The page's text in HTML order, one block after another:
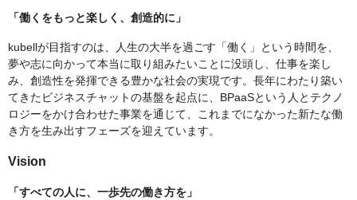
「働くをもっと楽しく、創造的に」
kubellが目指すのは、人生の大半を過ごす「働く」という時間を、
夢や志に向かって本当に取り組みたいことに没頭し、仕事を楽し
み、創造性を発揮できる豊かな社会の実現です。長年にわたり築い
てきたビジネスチャットの基盤を起点に、BPaaSという人とテクノ
ロジーをかけ合わせた事業を通じて、これまでになかった新たな働
き方を生み出すフェーズを迎えています。
Vision
「すべての人に、一歩先の働き方を」